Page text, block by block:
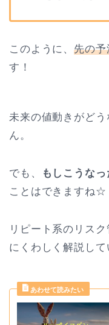
このように、先の予
す！
未来の値動きがど
ん。
でも、 もしこうな
ことはできますね☆
リピート系のリス
にくわしく解説して